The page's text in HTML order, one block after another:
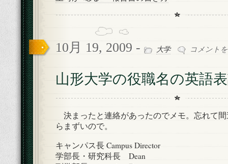
は
10月 19, 2009 - 大学
山
学
の
役
名
コメント
山形大学の役職名の英語
決まったと連絡があったのでメモ。忘れて
らまずいので。
キャンパス長 Campus Director
学部長・研究科長 Dean